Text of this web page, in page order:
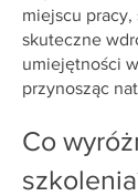
miejscu
skuteczne
umiejętności
przynosząc
Co